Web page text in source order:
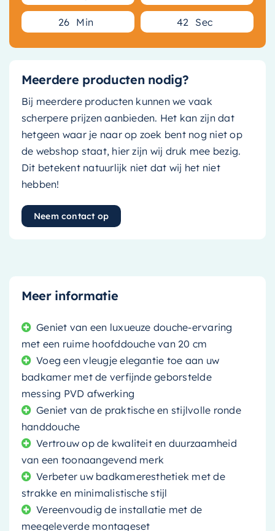
26 Min 42 Sec
Meerdere producten nodig?
Bij meerdere producten kunnen we vaak
scherpere prijzen aanbieden. Het kan zijn dat
hetgeen waar je naar op zoek bent nog niet op
de webshop staat, hier zijn wij druk mee bezig.
Dit betekent natuurlijk niet dat wij het niet
hebben!
Neem contact op
Meer informatie
Geniet van een luxueuze douche-ervaring
met een ruime hoofddouche van 20 cm
Voeg een vleugje elegantie toe aan uw
badkamer met de verfijnde geborstelde
messing PVD afwerking
Geniet van de praktische en stijlvolle ronde
handdouche
Vertrouw op de kwaliteit en duurzaamheid
van een toonaangevend merk
Verbeter uw badkameresthetiek met de
strakke en minimalistische stijl
Vereenvoudig de installatie met de
meegeleverde montageset